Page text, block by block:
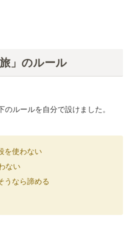
」のルール
ルールを自分で設けました。
を使わない
ない
うなら諦める